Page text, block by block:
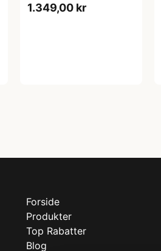
1.349,00 kr
Forside
Produkter
Top Rabatter
Blog